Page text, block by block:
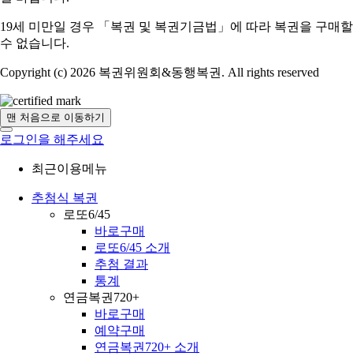
19세 미만일 경우 「복권 및 복권기금법」에 따라 복권을 구매할
수 없습니다.
Copyright (c) 2026 복권위원회&동행복권. All rights reserved
맨 처음으로 이동하기
로그인을 해주세요
최근이용메뉴
추첨식 복권
로또6/45
바로구매
로또6/45 소개
추첨 결과
통계
연금복권720+
바로구매
예약구매
연금복권720+ 소개